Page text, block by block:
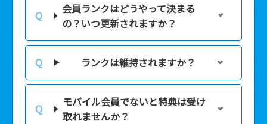
会員ランクはどうやって決まる
の？いつ更新されますか？
ランクは維持されますか？
モバイル会員でないと特典は受け
取れませんか？